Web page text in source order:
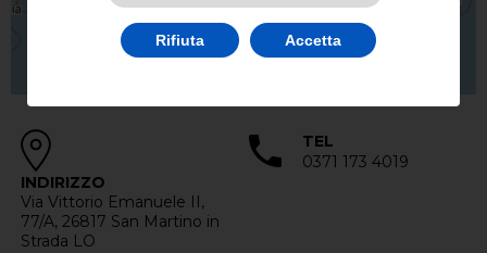
INDIRIZZO
Via Vittorio Emanuele II,
77/A, 26817 San Martino in
Strada LO
TEL
0371 173 4019
Rifiuta Accetta